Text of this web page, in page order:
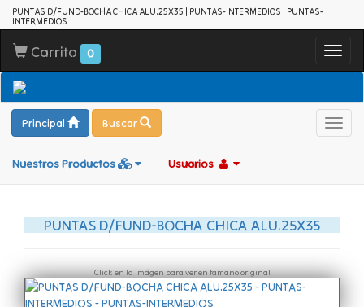
PUNTAS D/FUND-BOCHA CHICA ALU.25X35 | PUNTAS-INTERMEDIOS | PUNTAS-
INTERMEDIOS
Carrito 0
Principal Buscar
Nuestros Productos Usuarios
PUNTAS D/FUND-BOCHA CHICA ALU.25X35
Click en la imágen para ver en tamaño original